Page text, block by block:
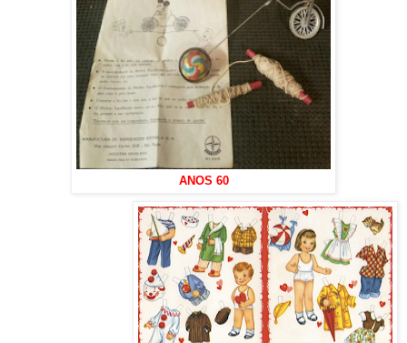
ANOS 60